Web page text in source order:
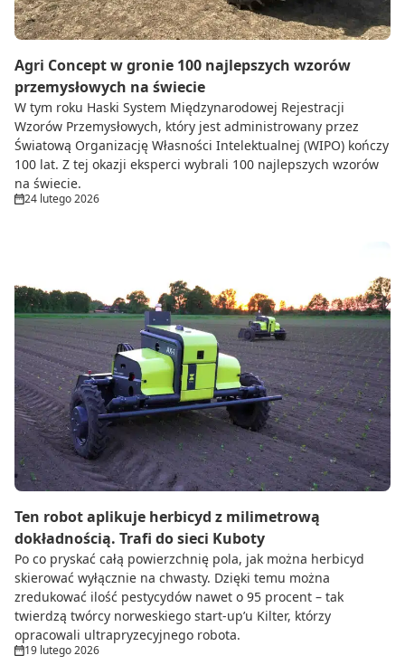
Agri Concept w gronie 100 najlepszych wzorów
przemysłowych na świecie
W tym roku Haski System Międzynarodowej Rejestracji
Wzorów Przemysłowych, który jest administrowany przez
Światową Organizację Własności Intelektualnej (WIPO) kończy
100 lat. Z tej okazji eksperci wybrali 100 najlepszych wzorów
na świecie.
24 lutego 2026
Ten robot aplikuje herbicyd z milimetrową
dokładnością. Trafi do sieci Kuboty
Po co pryskać całą powierzchnię pola, jak można herbicyd
skierować wyłącznie na chwasty. Dzięki temu można
zredukować ilość pestycydów nawet o 95 procent – tak
twierdzą twórcy norweskiego start-up’u Kilter, którzy
opracowali ultrapryzecyjnego robota.
19 lutego 2026